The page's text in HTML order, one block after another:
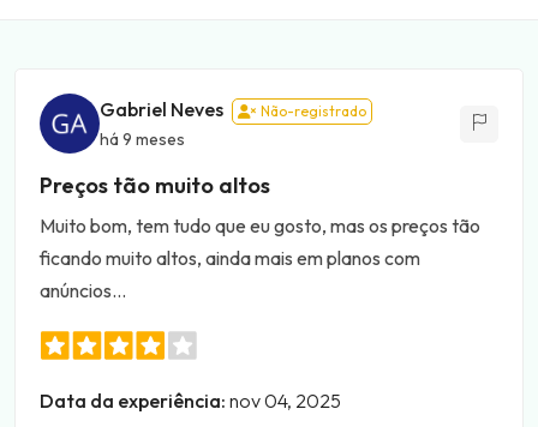
Gabriel Neves Não-registrado
há 9 meses
Preços tão muito altos
Muito bom, tem tudo que eu gosto, mas os preços tão
ficando muito altos, ainda mais em planos com
anúncios...
Data da experiência: nov 04, 2025